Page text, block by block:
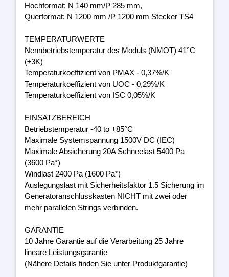
Hochformat: N 140 mm/P 285 mm,
Querformat: N 1200 mm /P 1200 mm Stecker TS4
TEMPERATURWERTE
Nennbetriebstemperatur des Moduls (NMOT) 41°C
(±3K)
Temperaturkoeffizient von PMAX - 0,37%/K
Temperaturkoeffizient von UOC - 0,29%/K
Temperaturkoeffizient von ISC 0,05%/K
EINSATZBEREICH
Betriebstemperatur -40 to +85°C
Maximale Systemspannung 1500V DC (IEC)
Maximale Absicherung 20A Schneelast 5400 Pa
(3600 Pa*)
Windlast 2400 Pa (1600 Pa*)
Auslegungslast mit Sicherheitsfaktor 1.5 Sicherung im
Generatoranschlusskasten NICHT mit zwei oder
mehr parallelen Strings verbinden.
GARANTIE
10 Jahre Garantie auf die Verarbeitung 25 Jahre
lineare Leistungsgarantie
(Nähere Details finden Sie unter Produktgarantie)